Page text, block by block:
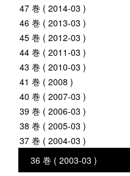
47 巻 ( 2014-03 )
46 巻 ( 2013-03 )
45 巻 ( 2012-03 )
44 巻 ( 2011-03 )
43 巻 ( 2010-03 )
41 巻 ( 2008 )
40 巻 ( 2007-03 )
39 巻 ( 2006-03 )
38 巻 ( 2005-03 )
37 巻 ( 2004-03 )
36 巻 ( 2003-03 )